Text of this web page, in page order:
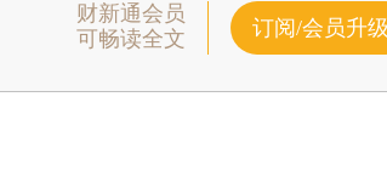
财新通会员
可畅读全文
订阅/会员升级